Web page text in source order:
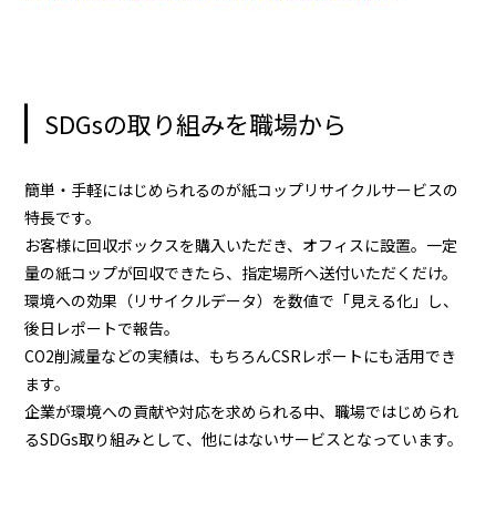
SDGsの取り組みを職場から
簡単・手軽にはじめられるのが紙コップリサイクルサービスの
特長です。
お客様に回収ボックスを購入いただき、オフィスに設置。一定
量の紙コップが回収できたら、指定場所へ送付いただくだけ。
環境への効果（リサイクルデータ）を数値で「見える化」し、
後日レポートで報告。
CO2削減量などの実績は、もちろんCSRレポートにも活用でき
ます。
企業が環境への貢献や対応を求められる中、職場ではじめられ
るSDGs取り組みとして、他にはないサービスとなっています。